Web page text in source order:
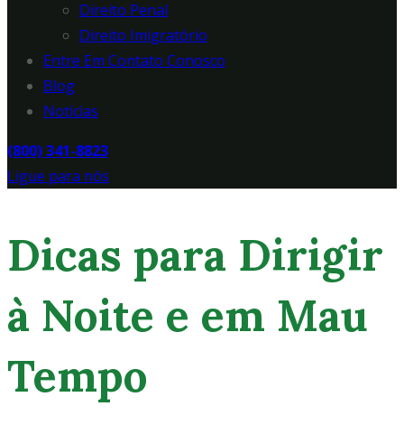
Direito Penal
Direito Imigratório
Entre Em Contato Conosco
Blog
Notícias
(800) 341-8823
Ligue para nós
Dicas para Dirigir
à Noite e em Mau
Tempo